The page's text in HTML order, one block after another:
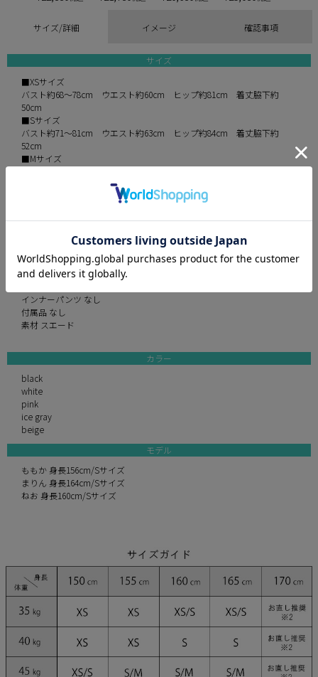
サイズ/詳細 イメージ 確認事項
サイズ
■XSサイズ
バスト約68～78cm ウエスト約60cm ヒップ約81cm 着丈脇下約
50cm
■Sサイズ
バスト約71～81cm ウエスト約63cm ヒップ約84cm 着丈脇下約
52cm
■Mサイズ
予めご了承ください。
パット あり
裏地 あり
インナーパンツ なし
付属品 なし
素材 スエード
カラー
black
white
pink
ice gray
beige
モデル
ももか 身長156cm/Sサイズ
まりん 身長164cm/Sサイズ
ねお 身長160cm/Sサイズ